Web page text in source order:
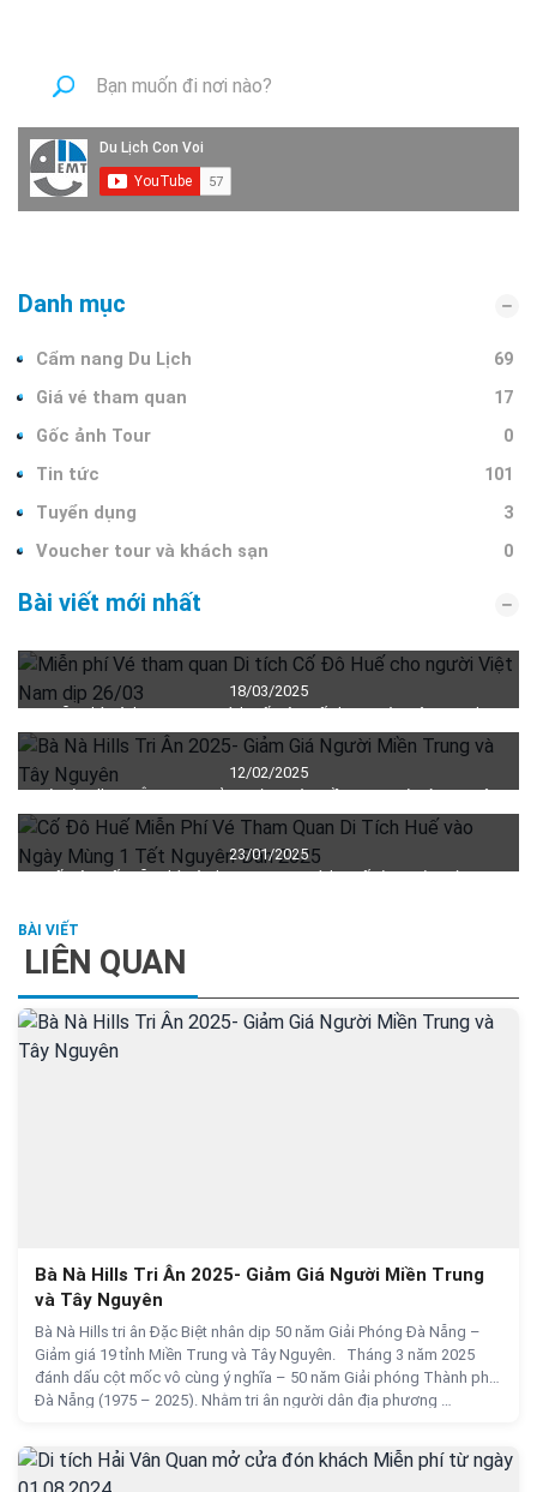
Danh mục
Cẩm nang Du Lịch
69
Giá vé tham quan
17
Gốc ảnh Tour
0
Tin tức
101
Tuyển dụng
3
Voucher tour và khách sạn
0
Bài viết mới nhất
18/03/2025
Miễn phí Vé tham quan Di tích Cố Đô Huế cho người Việt Nam dịp
26/03
12/02/2025
Bà Nà Hills Tri Ân 2025- Giảm Giá Người Miền Trung và Tây Nguyên
23/01/2025
Cố Đô Huế Miễn Phí Vé Tham Quan Di Tích Huế vào Ngày Mùng 1
LIÊN QUAN
Bà Nà Hills Tri Ân 2025- Giảm Giá Người Miền Trung
và Tây Nguyên
Bà Nà Hills tri ân Đặc Biệt nhân dịp 50 năm Giải Phóng Đà Nẵng –
Giảm giá 19 tỉnh Miền Trung và Tây Nguyên. Tháng 3 năm 2025
đánh dấu cột mốc vô cùng ý nghĩa – 50 năm Giải phóng Thành phố
Đà Nẵng (1975 – 2025). Nhằm tri ân người dân địa phương …